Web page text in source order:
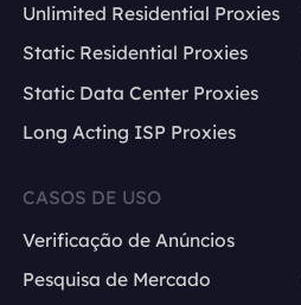
Unlimited Residential Proxies
Static Residential Proxies
Static Data Center Proxies
Long Acting ISP Proxies
CASOS DE USO
Verificação de Anúncios
Pesquisa de Mercado